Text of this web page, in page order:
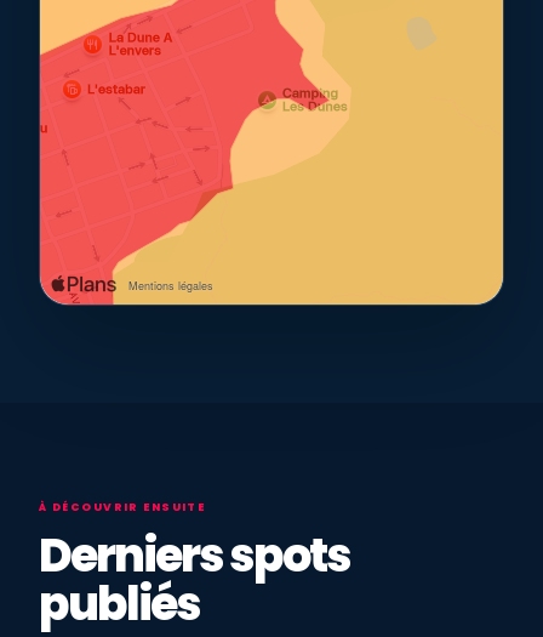
À DÉCOUVRIR ENSUITE
Derniers spots
publiés